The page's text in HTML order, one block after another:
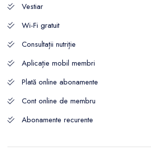
Vestiar
Wi-Fi gratuit
Consultații nutriție
Aplicație mobil membri
Plată online abonamente
Cont online de membru
Abonamente recurente